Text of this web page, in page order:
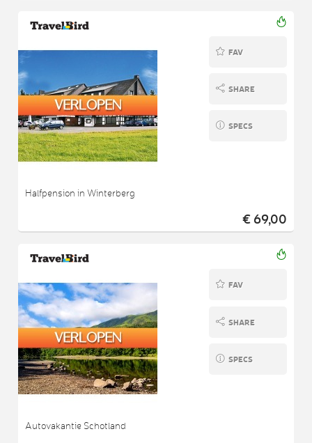
FAV
SHARE
SPECS
Halfpension in Winterberg
€ 69,00
FAV
SHARE
SPECS
Autovakantie Schotland